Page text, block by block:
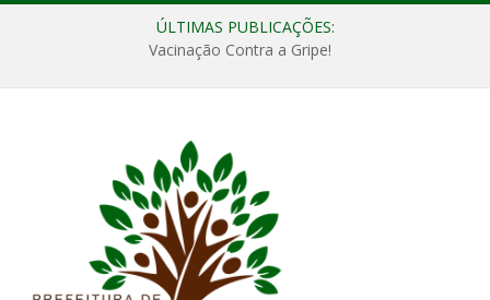
ÚLTIMAS PUBLICAÇÕES:
Vacinação Contra a Gripe!